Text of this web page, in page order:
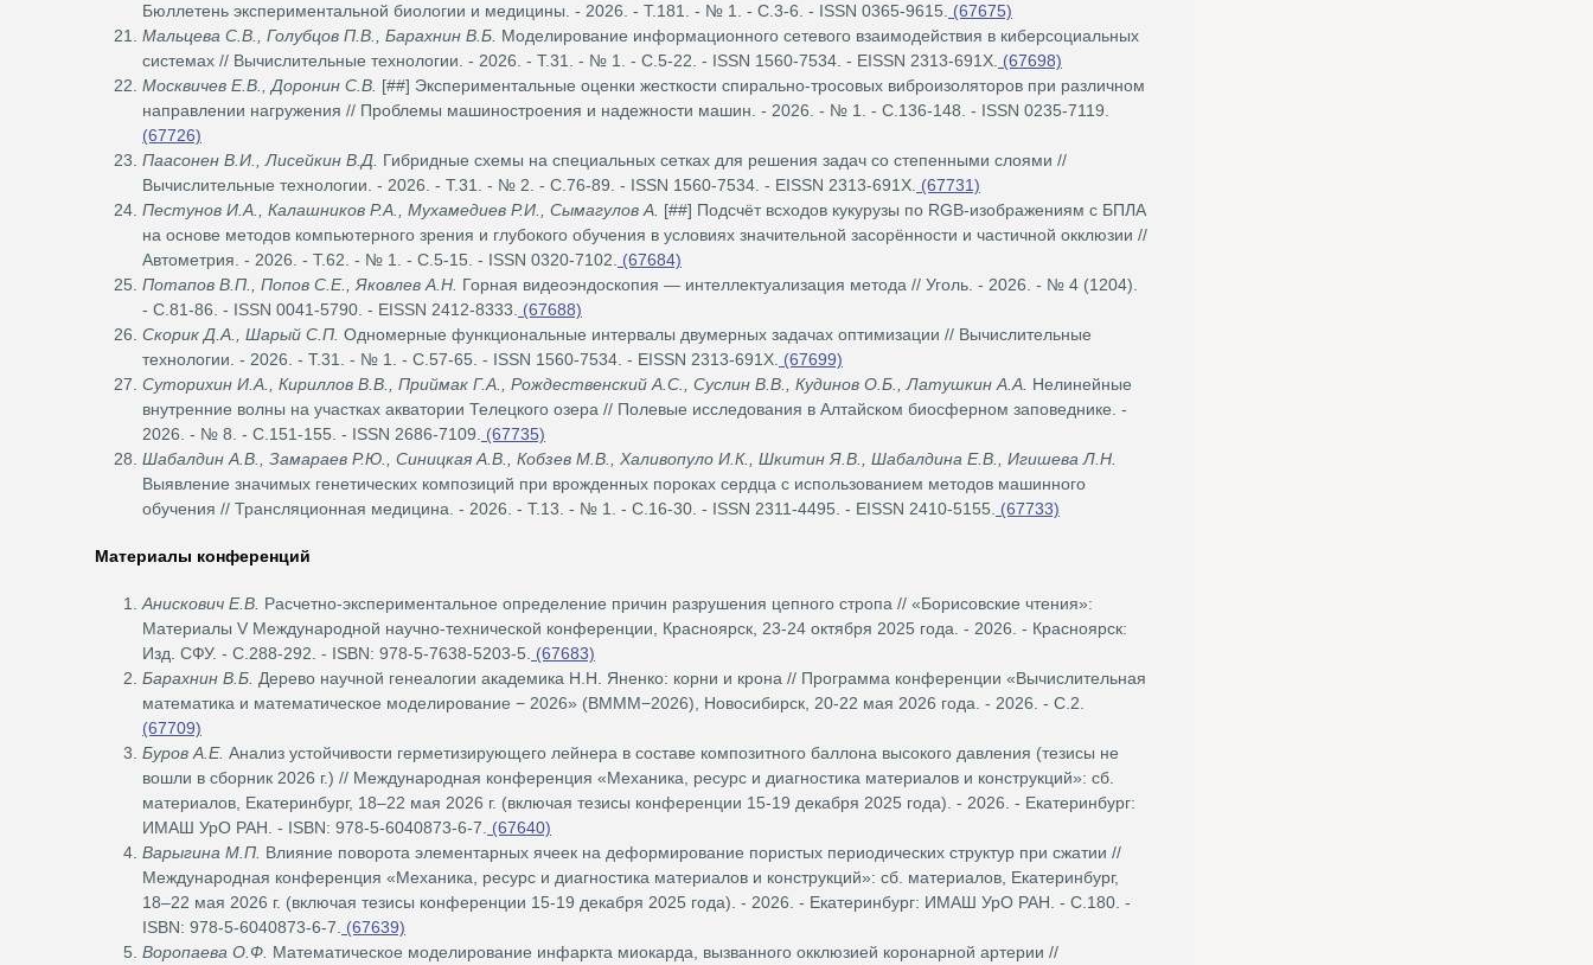
Бюллетень экспериментальной биологии и медицины. - 2026. - Т.181. - № 1. - С.3-6. - ISSN 0365-9615. (67675)
Мальцева С.В., Голубцов П.В., Барахнин В.Б. Моделирование информационного сетевого взаимодействия в киберсоциальных
системах // Вычислительные технологии. - 2026. - Т.31. - № 1. - С.5-22. - ISSN 1560-7534. - EISSN 2313-691X. (67698)
Москвичев Е.В., Доронин С.В. [##] Экспериментальные оценки жесткости спирально-тросовых виброизоляторов при различном
направлении нагружения // Проблемы машиностроения и надежности машин. - 2026. - № 1. - С.136-148. - ISSN 0235-7119.
(67726)
Паасонен В.И., Лисейкин В.Д. Гибридные схемы на специальных сетках для решения задач со степенными слоями //
Вычислительные технологии. - 2026. - Т.31. - № 2. - С.76-89. - ISSN 1560-7534. - EISSN 2313-691X. (67731)
Пестунов И.А., Калашников Р.А., Мухамедиев Р.И., Сымагулов А. [##] Подсчёт всходов кукурузы по RGB-изображениям с БПЛА
на основе методов компьютерного зрения и глубокого обучения в условиях значительной засорённости и частичной окклюзии //
Автометрия. - 2026. - Т.62. - № 1. - С.5-15. - ISSN 0320-7102. (67684)
Потапов В.П., Попов С.Е., Яковлев А.Н. Горная видеоэндоскопия — интеллектуализация метода // Уголь. - 2026. - № 4 (1204).
- С.81-86. - ISSN 0041-5790. - EISSN 2412-8333. (67688)
Скорик Д.А., Шарый С.П. Одномерные функциональные интервалы двумерных задачах оптимизации // Вычислительные
технологии. - 2026. - Т.31. - № 1. - С.57-65. - ISSN 1560-7534. - EISSN 2313-691X. (67699)
Суторихин И.А., Кириллов В.В., Приймак Г.А., Рождественский А.С., Суслин В.В., Кудинов О.Б., Латушкин А.А. Нелинейные
внутренние волны на участках акватории Телецкого озера // Полевые исследования в Алтайском биосферном заповеднике. -
2026. - № 8. - С.151-155. - ISSN 2686-7109. (67735)
Шабалдин А.В., Замараев Р.Ю., Синицкая А.В., Кобзев М.В., Халивопуло И.К., Шкитин Я.В., Шабалдина Е.В., Игишева Л.Н.
Выявление значимых генетических композиций при врожденных пороках сердца с использованием методов машинного
обучения // Трансляционная медицина. - 2026. - Т.13. - № 1. - С.16-30. - ISSN 2311-4495. - EISSN 2410-5155. (67733)
Материалы конференций
Анискович Е.В. Расчетно-экспериментальное определение причин разрушения цепного стропа // «Борисовские чтения»:
Материалы V Международной научно-технической конференции, Красноярск, 23-24 октября 2025 года. - 2026. - Красноярск:
Изд. СФУ. - С.288-292. - ISBN: 978-5-7638-5203-5.
(67683)
Барахнин В.Б. Дерево научной генеалогии академика Н.Н. Яненко: корни и крона // Программа конференции «Вычислительная
математика и математическое моделирование − 2026» (ВМММ−2026), Новосибирск, 20-22 мая 2026 года. - 2026. - С.2.
(67709)
Буров А.Е. Анализ устойчивости герметизирующего лейнера в составе композитного баллона высокого давления (тезисы не
вошли в сборник 2026 г.) // Международная конференция «Механика, ресурс и диагностика материалов и конструкций»: сб.
материалов, Екатеринбург, 18–22 мая 2026 г. (включая тезисы конференции 15-19 декабря 2025 года). - 2026. - Екатеринбург:
ИМАШ УрО РАН. - ISBN: 978-5-6040873-6-7.
(67640)
Варыгина М.П. Влияние поворота элементарных ячеек на деформирование пористых периодических структур при сжатии //
Международная конференция «Механика, ресурс и диагностика материалов и конструкций»: сб. материалов, Екатеринбург,
18–22 мая 2026 г. (включая тезисы конференции 15-19 декабря 2025 года). - 2026. - Екатеринбург: ИМАШ УрО РАН. - С.180. -
ISBN: 978-5-6040873-6-7.
(67639)
Воропаева О.Ф. Математическое моделирование инфаркта миокарда, вызванного окклюзией коронарной артерии //